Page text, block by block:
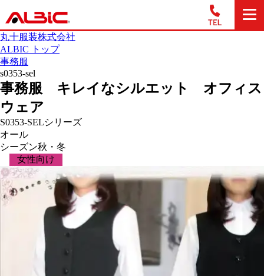
丸十服装株式会社
ALBIC トップ
事務服
s0353-sel
事務服 キレイなシルエット オフィス
ウェア
S0353-SELシリーズ
オール
シーズン秋・冬
女性向け